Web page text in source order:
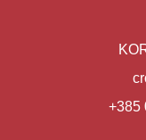
+385